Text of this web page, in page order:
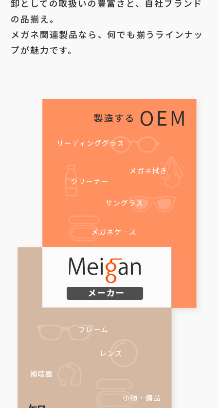
卸としての取扱いの豊富さと、自社ブランド
の品揃え。
メガネ関連製品なら、何でも揃うラインナッ
プが魅力です。